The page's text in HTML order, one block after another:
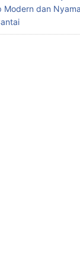
Modern dan